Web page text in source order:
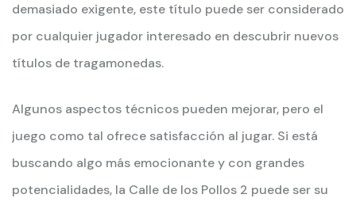
demasiado exigente, este título puede ser considerado
por cualquier jugador interesado en descubrir nuevos
títulos de tragamonedas.
Algunos aspectos técnicos pueden mejorar, pero el
juego como tal ofrece satisfacción al jugar. Si está
buscando algo más emocionante y con grandes
potencialidades, la Calle de los Pollos 2 puede ser su